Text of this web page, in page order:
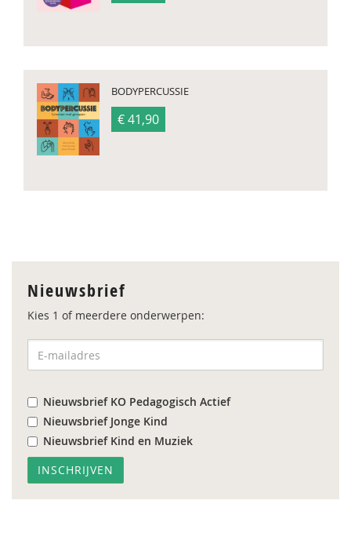
BODYPERCUSSIE
€ 41,90
Nieuwsbrief
Kies 1 of meerdere onderwerpen:
Nieuwsbrief KO Pedagogisch Actief
Nieuwsbrief Jonge Kind
Nieuwsbrief Kind en Muziek